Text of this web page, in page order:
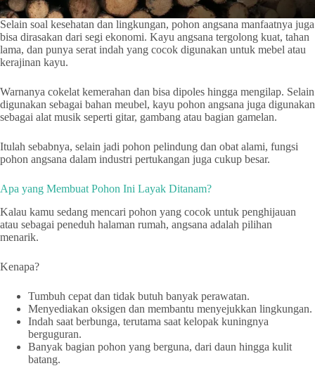
Selain soal kesehatan dan lingkungan, pohon angsana manfaatnya juga
bisa dirasakan dari segi ekonomi. Kayu angsana tergolong kuat, tahan
lama, dan punya serat indah yang cocok digunakan untuk mebel atau
kerajinan kayu.
Warnanya cokelat kemerahan dan bisa dipoles hingga mengilap. Selain
digunakan sebagai bahan meubel, kayu pohon angsana juga digunakan
sebagai alat musik seperti gitar, gambang atau bagian gamelan.
Itulah sebabnya, selain jadi pohon pelindung dan obat alami, fungsi
pohon angsana dalam industri pertukangan juga cukup besar.
Apa yang Membuat Pohon Ini Layak Ditanam?
Kalau kamu sedang mencari pohon yang cocok untuk penghijauan
atau sebagai peneduh halaman rumah, angsana adalah pilihan
menarik.
Kenapa?
Tumbuh cepat dan tidak butuh banyak perawatan.
Menyediakan oksigen dan membantu menyejukkan lingkungan.
Indah saat berbunga, terutama saat kelopak kuningnya
berguguran.
Banyak bagian pohon yang berguna, dari daun hingga kulit
batang.